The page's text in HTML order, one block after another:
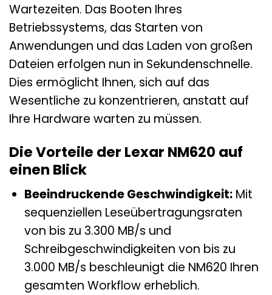
Wartezeiten. Das Booten Ihres
Betriebssystems, das Starten von
Anwendungen und das Laden von großen
Dateien erfolgen nun in Sekundenschnelle.
Dies ermöglicht Ihnen, sich auf das
Wesentliche zu konzentrieren, anstatt auf
Ihre Hardware warten zu müssen.
Die Vorteile der Lexar NM620 auf
einen Blick
Beeindruckende Geschwindigkeit:Mit
sequenziellen Leseübertragungsraten
von bis zu 3.300 MB/s und
Schreibgeschwindigkeiten von bis zu
3.000 MB/s beschleunigt die NM620 Ihren
gesamten Workflow erheblich.